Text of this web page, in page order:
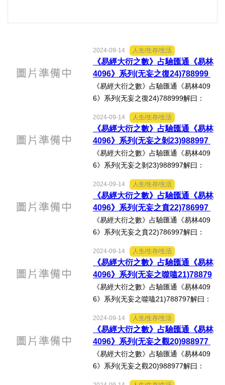
財務金融/稅制改革
發明/專利
2024-09-14 人生/生存/生活
《易經大衍之數》占驗匯通《易林
4096》系列(无妄之復24)788999
《易經大衍之數》占驗匯通《易林409
6》系列(无妄之復24)788999解曰：
不利有攸往。」《易林‧无妄之復》：
「羿張鳥號，彀射天狼，鐘鼓不鳴，將
軍振旅，趙國雄勇，鬥死榮陽。...
2024-09-14 人生/生存/生活
《易經大衍之數》占驗匯通《易林
4096》系列(无妄之剝23)988997
《易經大衍之數》占驗匯通《易林409
6》系列(无妄之剝23)988997解曰：
之剝》：「行露之訟，貞女不行，君子
无食，使道壅塞。」心得分享：按徐芹
庭《焦氏易林新注》：「君...
2024-09-14 人生/生存/生活
《易經大衍之數》占驗匯通《易林
4096》系列(无妄之賁22)786997
《易經大衍之數》占驗匯通《易林409
6》系列(无妄之賁22)786997解曰：
不利有攸往。」《易林‧无妄之賁》：
「織縷未就，勝折无後，女工多能，亂
我政事。」心得分享：按徐芹...
2024-09-14 人生/生存/生活
《易經大衍之數》占驗匯通《易林
4096》系列(无妄之噬嗑21)78879
7
《易經大衍之數》占驗匯通《易林409
6》系列(无妄之噬嗑21)788797解曰：
喜。」《易林‧无妄之噬嗑》：「載喜抱
子，與利為友，天之所命，不憂危殆，
郇伯勞苦，未來王母。」...
2024-09-14 人生/生存/生活
《易經大衍之數》占驗匯通《易林
4096》系列(无妄之觀20)988977
《易經大衍之數》占驗匯通《易林409
6》系列(无妄之觀20)988977解曰：